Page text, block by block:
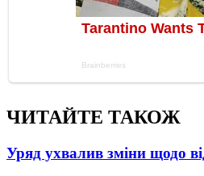
ЧИТАЙТЕ ТАКОЖ
Уряд ухвалив зміни щодо